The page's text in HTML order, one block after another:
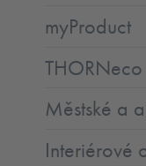
myProduct
THORNeco
Městské a
Interiérové